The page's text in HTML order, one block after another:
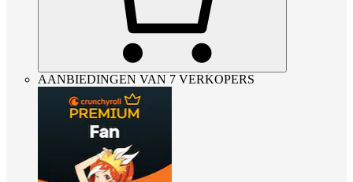
AANBIEDINGEN VAN 7 VERKOPERS